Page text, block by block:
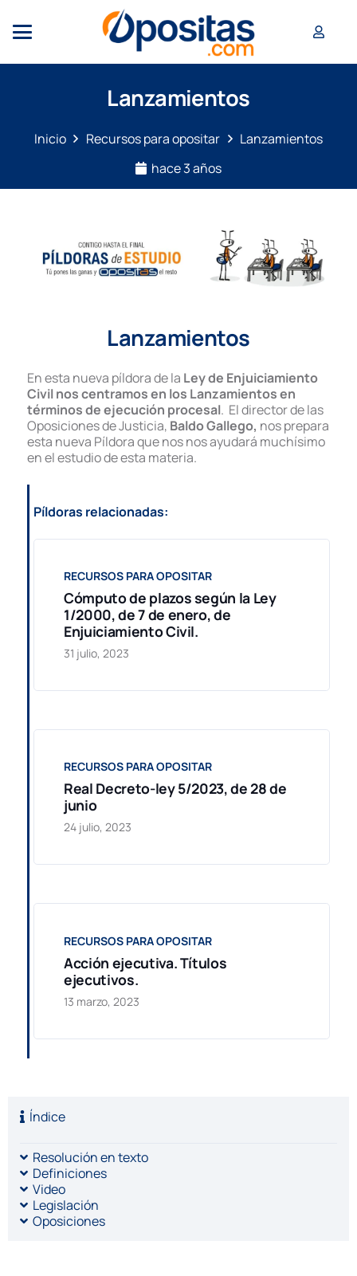
Lanzamientos
Inicio Recursos para opositar
Lanzamientos
hace 3 años
Lanzamientos
En esta nueva píldora de la Ley de Enjuiciamiento
Civil nos centramos en los Lanzamientos en
términos de ejecución procesal. El director de las
Oposiciones de Justicia, Baldo Gallego, nos prepara
esta nueva Píldora que nos nos ayudará muchísimo
en el estudio de esta materia.
Píldoras relacionadas:
RECURSOS PARA OPOSITAR
Cómputo de plazos según la Ley
1/2000, de 7 de enero, de
Enjuiciamiento Civil.
31 julio, 2023
RECURSOS PARA OPOSITAR
Real Decreto-ley 5/2023, de 28 de
junio
24 julio, 2023
RECURSOS PARA OPOSITAR
Acción ejecutiva. Títulos
ejecutivos.
13 marzo, 2023
Índice
Resolución en texto
Definiciones
Video
Legislación
Oposiciones